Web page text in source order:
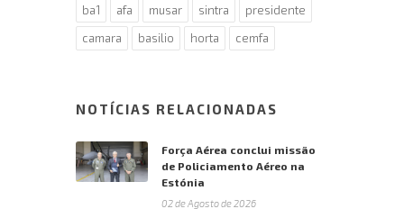
ba1 afa musar sintra
presidente
camara
basilio horta cemfa
NOTÍCIAS RELACIONADAS
Força Aérea conclui missão
de Policiamento Aéreo na
Estónia
02 de Agosto de 2026